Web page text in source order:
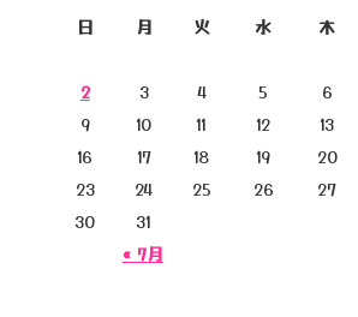
日
月 火 水 木
« 7月
2
3 4 5 6
9
10 11 12 13
16
17 18 19 20
23
24 25 26 27
30
31